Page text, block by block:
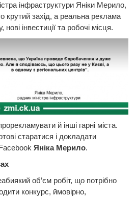
інфраструктури Яніки Мерило,
крутий захід, а реальна реклама
інвестиції та робочі місця.
й інші гарні міста.
старатися і докладати
Яніка Мерило.
об’єм робіт, що потрібно
конкурс, ймовірно,